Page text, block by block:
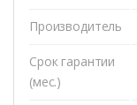
Производитель
Срок гарантии
(мес.)